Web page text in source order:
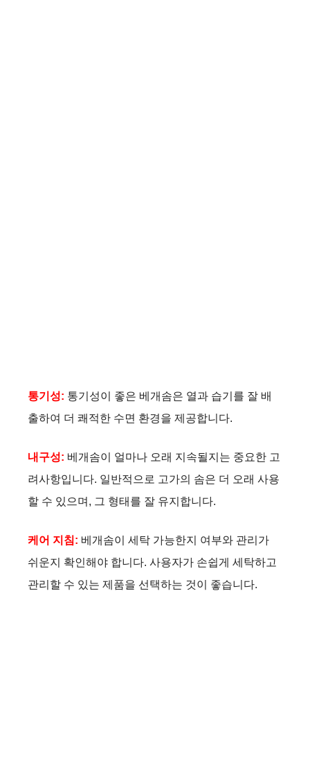
통기성: 통기성이 좋은 베개솜은 열과 습기를 잘 배
출하여 더 쾌적한 수면 환경을 제공합니다.
내구성: 베개솜이 얼마나 오래 지속될지는 중요한 고
려사항입니다. 일반적으로 고가의 솜은 더 오래 사용
할 수 있으며, 그 형태를 잘 유지합니다.
케어 지침: 베개솜이 세탁 가능한지 여부와 관리가
쉬운지 확인해야 합니다. 사용자가 손쉽게 세탁하고
관리할 수 있는 제품을 선택하는 것이 좋습니다.